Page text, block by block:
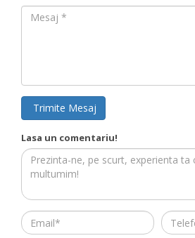
Mesaj
Trimite Mesaj
Lasa un comentariu!
Email Telefon